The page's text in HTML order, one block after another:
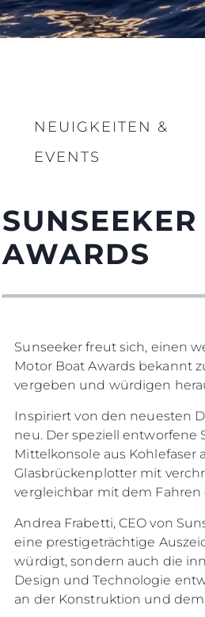
NEUIGKEITEN &
EVENTS
AWARDS
Sunseeker freut sich, einen
Motor Boat Awards bekannt
vergeben und würdigen
Inspiriert von den neuesten
neu. Der speziell
Mittelkonsole aus
Glasbrückenplotter mit
vergleichbar mit dem
Andrea Frabetti, CEO von
eine prestigeträchtige
würdigt, sondern auch die
Design und Technologie
an der Konstruktion und